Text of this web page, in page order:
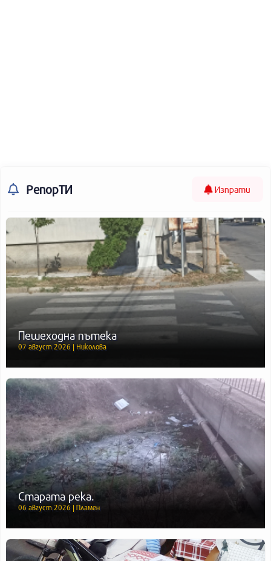
РепорТИ Изпрати
Пешеходна пътека
07 август 2026 | Николова
Старата река.
06 август 2026 | Пламен